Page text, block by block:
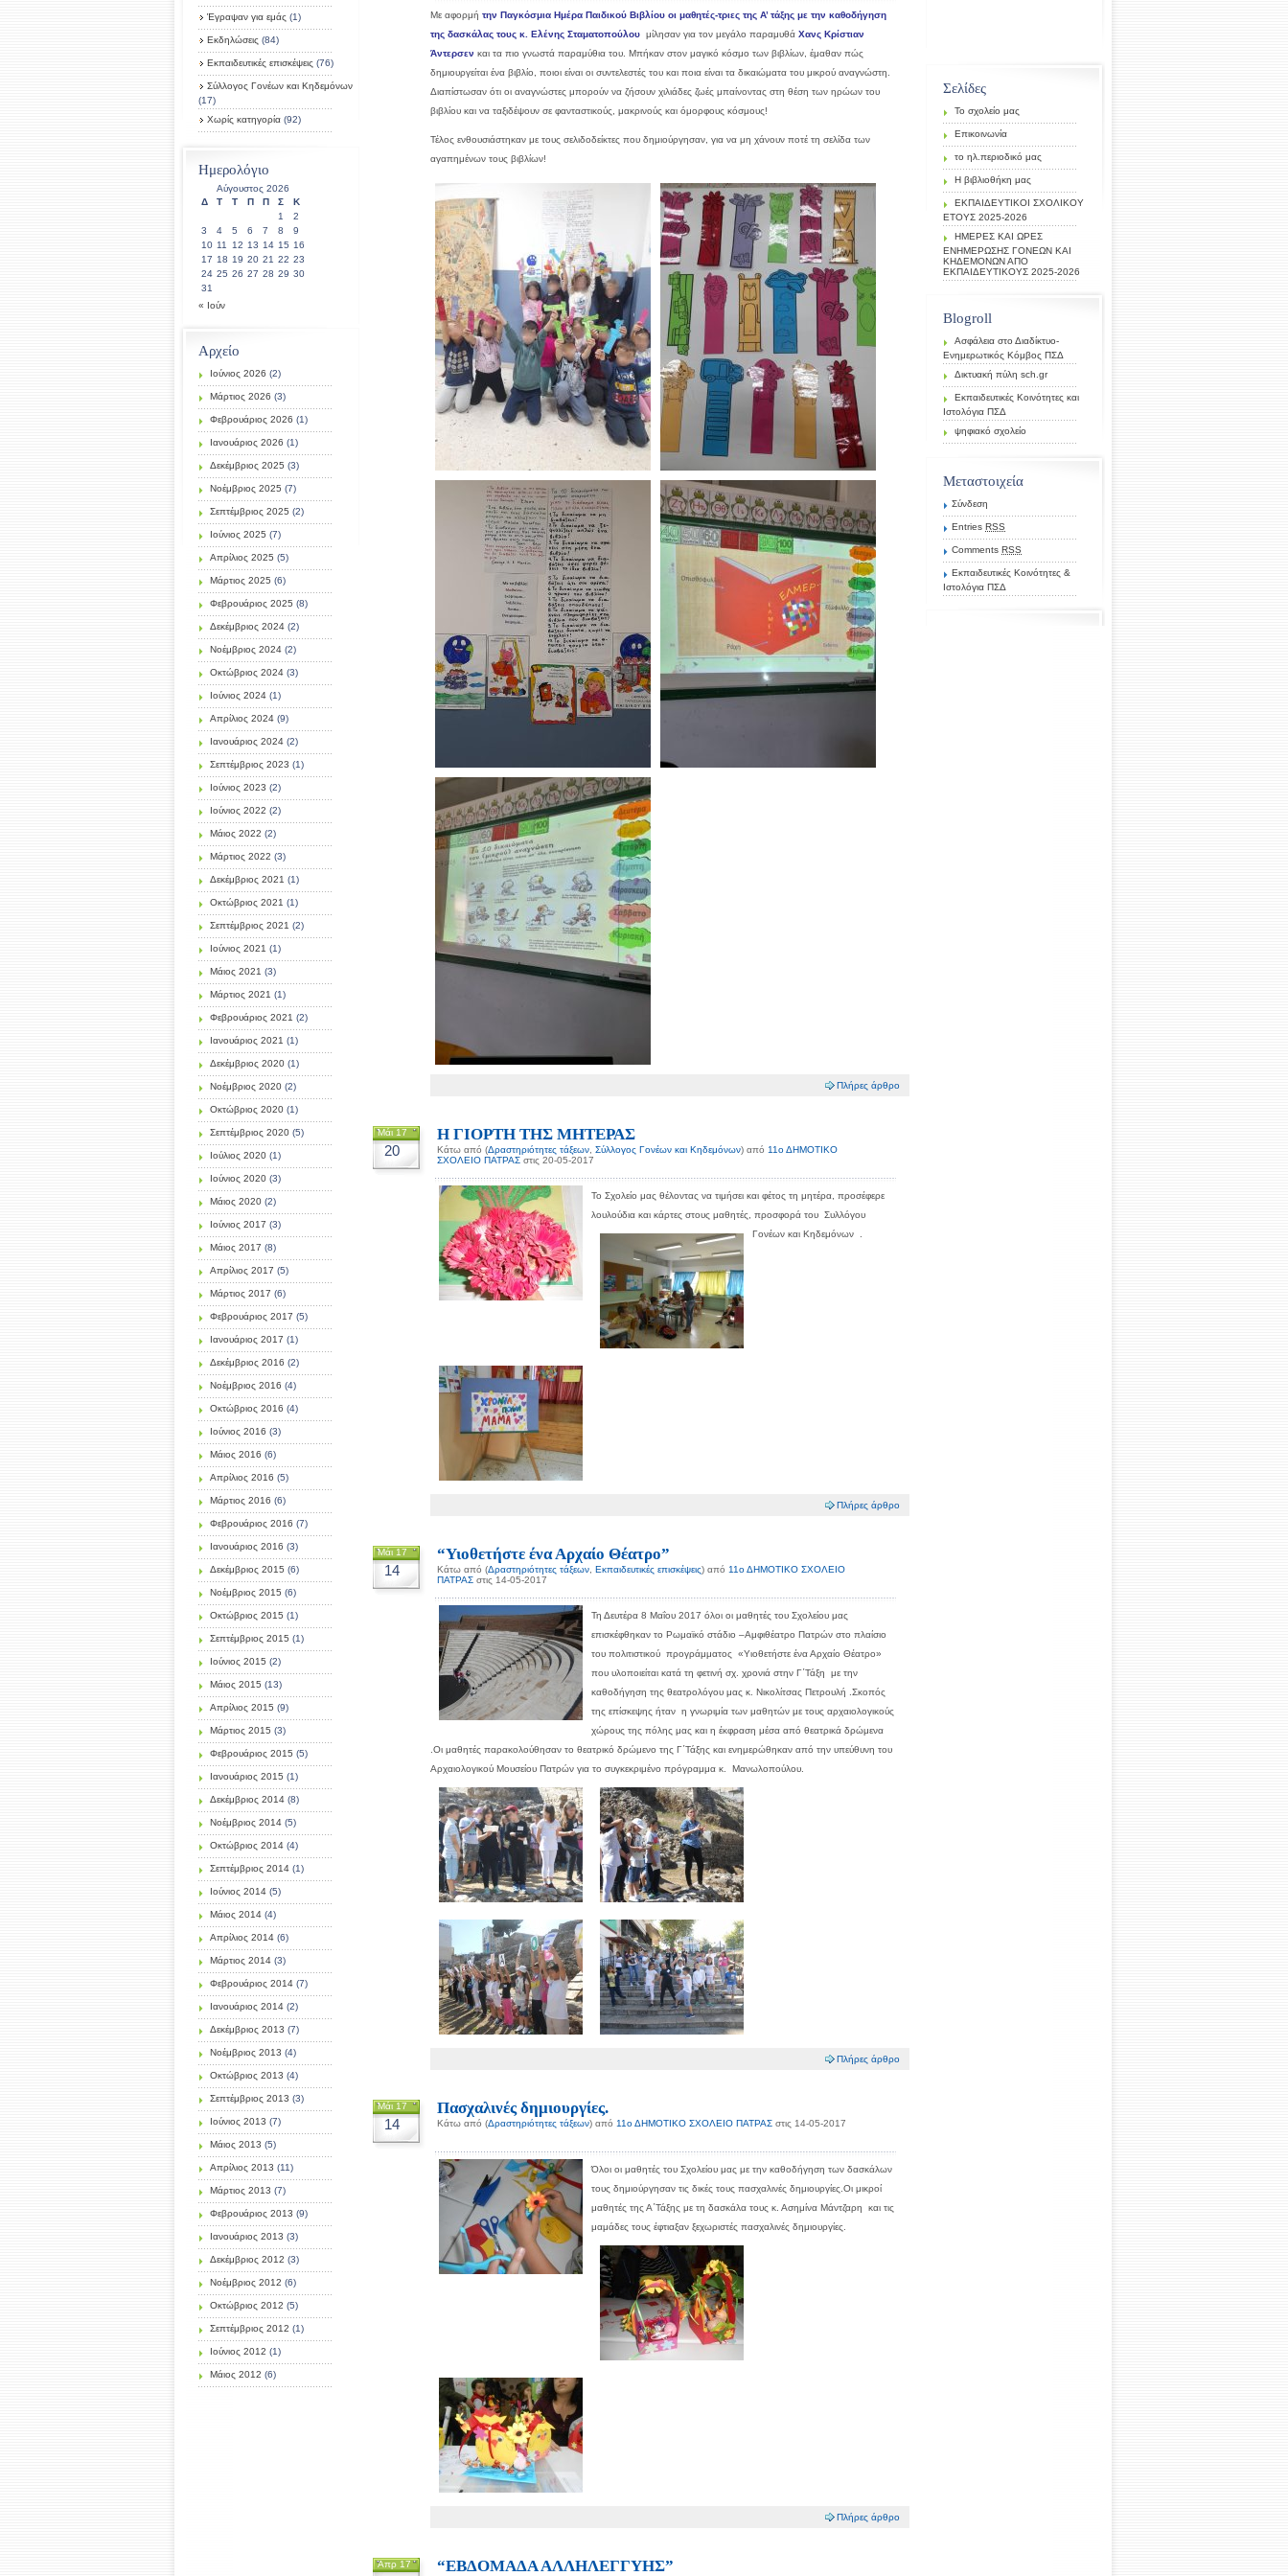
Έγραψαν για εμάς (1)
Εκδηλώσεις (84)
Εκπαιδευτικές επισκέψεις (76)
Σύλλογος Γονέων και Κηδεμόνων
(17)
Χωρίς κατηγορία (92)
Ημερολόγιο
Αύγουστος 2026
Δ
Τ Τ Π Π Σ
Κ
1
2
3
4 5 6 7 8
9
10 11 12 13 14 15 16
17 18 19 20 21 22 23
24 25 26 27 28 29 30
31
« Ιούν
Αρχείο
Ιούνιος 2026 (2)
Μάρτιος 2026 (3)
Φεβρουάριος 2026 (1)
Ιανουάριος 2026 (1)
Δεκέμβριος 2025 (3)
Νοέμβριος 2025 (7)
Σεπτέμβριος 2025 (2)
Ιούνιος 2025 (7)
Απρίλιος 2025 (5)
Μάρτιος 2025 (6)
Φεβρουάριος 2025 (8)
Δεκέμβριος 2024 (2)
Νοέμβριος 2024 (2)
Οκτώβριος 2024 (3)
Ιούνιος 2024 (1)
Απρίλιος 2024 (9)
Ιανουάριος 2024 (2)
Σεπτέμβριος 2023 (1)
Ιούνιος 2023 (2)
Ιούνιος 2022 (2)
Μάιος 2022 (2)
Μάρτιος 2022 (3)
Δεκέμβριος 2021 (1)
Οκτώβριος 2021 (1)
Σεπτέμβριος 2021 (2)
Ιούνιος 2021 (1)
Μάιος 2021 (3)
Μάρτιος 2021 (1)
Φεβρουάριος 2021 (2)
Ιανουάριος 2021 (1)
Δεκέμβριος 2020 (1)
Νοέμβριος 2020 (2)
Οκτώβριος 2020 (1)
Σεπτέμβριος 2020 (5)
Ιούλιος 2020 (1)
Ιούνιος 2020 (3)
Μάιος 2020 (2)
Ιούνιος 2017 (3)
Μάιος 2017 (8)
Απρίλιος 2017 (5)
Μάρτιος 2017 (6)
Φεβρουάριος 2017 (5)
Ιανουάριος 2017 (1)
Δεκέμβριος 2016 (2)
Νοέμβριος 2016 (4)
Οκτώβριος 2016 (4)
Ιούνιος 2016 (3)
Μάιος 2016 (6)
Απρίλιος 2016 (5)
Μάρτιος 2016 (6)
Φεβρουάριος 2016 (7)
Ιανουάριος 2016 (3)
Δεκέμβριος 2015 (6)
Νοέμβριος 2015 (6)
Οκτώβριος 2015 (1)
Σεπτέμβριος 2015 (1)
Ιούνιος 2015 (2)
Μάιος 2015 (13)
Απρίλιος 2015 (9)
Μάρτιος 2015 (3)
Φεβρουάριος 2015 (5)
Ιανουάριος 2015 (1)
Δεκέμβριος 2014 (8)
Νοέμβριος 2014 (5)
Οκτώβριος 2014 (4)
Σεπτέμβριος 2014 (1)
Ιούνιος 2014 (5)
Μάιος 2014 (4)
Απρίλιος 2014 (6)
Μάρτιος 2014 (3)
Φεβρουάριος 2014 (7)
Ιανουάριος 2014 (2)
Δεκέμβριος 2013 (7)
Νοέμβριος 2013 (4)
Οκτώβριος 2013 (4)
Σεπτέμβριος 2013 (3)
Ιούνιος 2013 (7)
Μάιος 2013 (5)
Απρίλιος 2013 (11)
Μάρτιος 2013 (7)
Φεβρουάριος 2013 (9)
Ιανουάριος 2013 (3)
Δεκέμβριος 2012 (3)
Νοέμβριος 2012 (6)
Οκτώβριος 2012 (5)
Σεπτέμβριος 2012 (1)
Ιούνιος 2012 (1)
Μάιος 2012 (6)
Με αφορμή την Παγκόσμια Ημέρα Παιδικού Βιβλίου οι μαθητές-τριες της Α’ τάξης με την καθοδήγηση
της δασκάλας τους κ. Ελένης Σταματοπούλου μίλησαν για τον μεγάλο παραμυθά Χανς Κρίστιαν
Άντερσεν και τα πιο γνωστά παραμύθια του. Μπήκαν στον μαγικό κόσμο των βιβλίων, έμαθαν πώς
δημιουργείται ένα βιβλίο, ποιοι είναι οι συντελεστές του και ποια είναι τα δικαιώματα του μικρού αναγνώστη.
Διαπίστωσαν ότι οι αναγνώστες μπορούν να ζήσουν χιλιάδες ζωές μπαίνοντας στη θέση των ηρώων του
βιβλίου και να ταξιδέψουν σε φανταστικούς, μακρινούς και όμορφους κόσμους!
Τέλος ενθουσιάστηκαν με τους σελιδοδείκτες που δημιούργησαν, για να μη χάνουν ποτέ τη σελίδα των
αγαπημένων τους βιβλίων!
Πλήρες άρθρο
Μάι 17
20
Η ΓΙΟΡΤΗ ΤΗΣ ΜΗΤΕΡΑΣ
Κάτω από (Δραστηριότητες τάξεων Σύλλογος Γονέων και Κηδεμόνων) από 11ο ΔΗΜΟΤΙΚΟ
ΣΧΟΛΕΙΟ ΠΑΤΡΑΣ στις 20-05-2017
Το Σχολείο μας θέλοντας να τιμήσει και φέτος τη μητέρα, προσέφερε
λουλούδια και κάρτες στους μαθητές, προσφορά του Συλλόγου
Γονέων και Κηδεμόνων .
Πλήρες άρθρο
Μάι 17
14
“Υιοθετήστε ένα Αρχαίο Θέατρο”
Κάτω από (Δραστηριότητες τάξεων Εκπαιδευτικές επισκέψεις) από 11ο ΔΗΜΟΤΙΚΟ ΣΧΟΛΕΙΟ
ΠΑΤΡΑΣ στις 14-05-2017
Τη Δευτέρα 8 Μαΐου 2017 όλοι οι μαθητές του Σχολείου μας
επισκέφθηκαν το Ρωμαϊκό στάδιο –Αμφιθέατρο Πατρών στο πλαίσιο
του πολιτιστικού προγράμματος «Υιοθετήστε ένα Αρχαίο Θέατρο»
που υλοποιείται κατά τη φετινή σχ. χρονιά στην Γ΄Τάξη με την
καθοδήγηση της θεατρολόγου μας κ. Νικολίτσας Πετρουλή .Σκοπός
της επίσκεψης ήταν η γνωριμία των μαθητών με τους αρχαιολογικούς
χώρους της πόλης μας και η έκφραση μέσα από θεατρικά δρώμενα
.Οι μαθητές παρακολούθησαν το θεατρικό δρώμενο της Γ΄Τάξης και ενημερώθηκαν από την υπεύθυνη του
Αρχαιολογικού Μουσείου Πατρών για το συγκεκριμένο πρόγραμμα κ. Μανωλοπούλου.
Πλήρες άρθρο
Μάι 17
14
Πασχαλινές δημιουργίες.
Κάτω από (Δραστηριότητες τάξεων) από 11ο ΔΗΜΟΤΙΚΟ ΣΧΟΛΕΙΟ ΠΑΤΡΑΣ στις 14-05-2017
Όλοι οι μαθητές του Σχολείου μας με την καθοδήγηση των δασκάλων
τους δημιούργησαν τις δικές τους πασχαλινές δημιουργίες.Οι μικροί
μαθητές της Α΄Τάξης με τη δασκάλα τους κ. Ασημίνα Μάντζαρη και τις
μαμάδες τους έφτιαξαν ξεχωριστές πασχαλινές δημιουργίες.
Πλήρες άρθρο
Απρ 17 “ΕΒΔΟΜΑΔΑ ΑΛΛΗΛΕΓΓΥΗΣ”
Σελίδες
Το σχολείο μας
Επικοινωνία
το ηλ.περιοδικό μας
Η βιβλιοθήκη μας
ΕΚΠΑΙΔΕΥΤΙΚΟΙ ΣΧΟΛΙΚΟΥ
ΕΤΟΥΣ 2025-2026
ΗΜΕΡΕΣ ΚΑΙ ΩΡΕΣ
ΕΝΗΜΕΡΩΣΗΣ ΓΟΝΕΩΝ ΚΑΙ
ΚΗΔΕΜΟΝΩΝ ΑΠΟ
ΕΚΠΑΙΔΕΥΤΙΚΟΥΣ 2025-2026
Blogroll
Ασφάλεια στο Διαδίκτυο-
Ενημερωτικός Κόμβος ΠΣΔ
Δικτυακή πύλη sch.gr
Εκπαιδευτικές Κοινότητες και
Ιστολόγια ΠΣΔ
ψηφιακό σχολείο
Μεταστοιχεία
Σύνδεση
Entries RSS
Comments RSS
Εκπαιδευτικές Κοινότητες &
Ιστολόγια ΠΣΔ